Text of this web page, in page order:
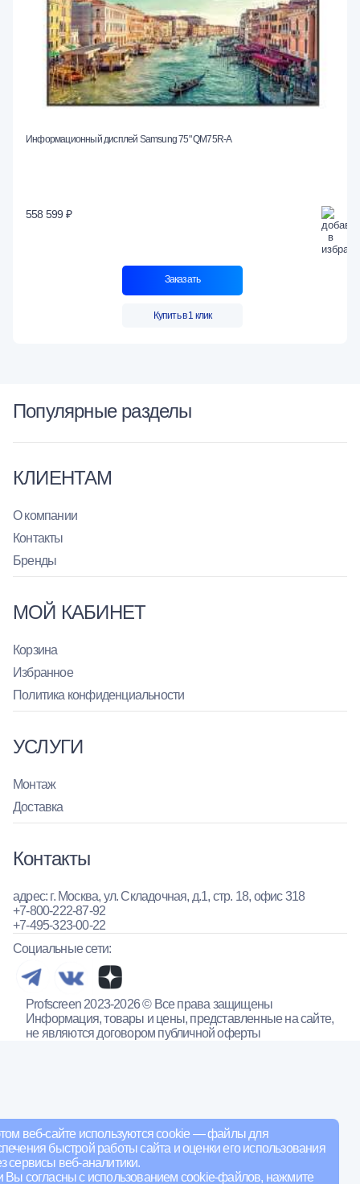
веб-сайте используются cookie — файлы для
быстрой работы сайта и оценки его использования
сервисы веб-аналитики.
Вы согласны с использованием cookie-файлов, нажмите
Информационный дисплей Samsung 75" QM75R-A
558 599 ₽
Заказать
Купить в 1 клик
Популярные разделы
КЛИЕНТАМ
О компании
Контакты
Бренды
МОЙ КАБИНЕТ
Корзина
Избранное
Политика конфиденциальности
УСЛУГИ
Монтаж
Доставка
Контакты
адрес: г. Москва, ул. Складочная, д.1, стр. 18, офис 318
+7-800-222-87-92
+7-495-323-00-22
Социальные сети:
Profscreen 2023-2026 © Все права защищены
Информация, товары и цены, представленные на сайте,
не являются договором публичной оферты